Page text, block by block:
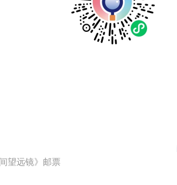
望远镜》邮票